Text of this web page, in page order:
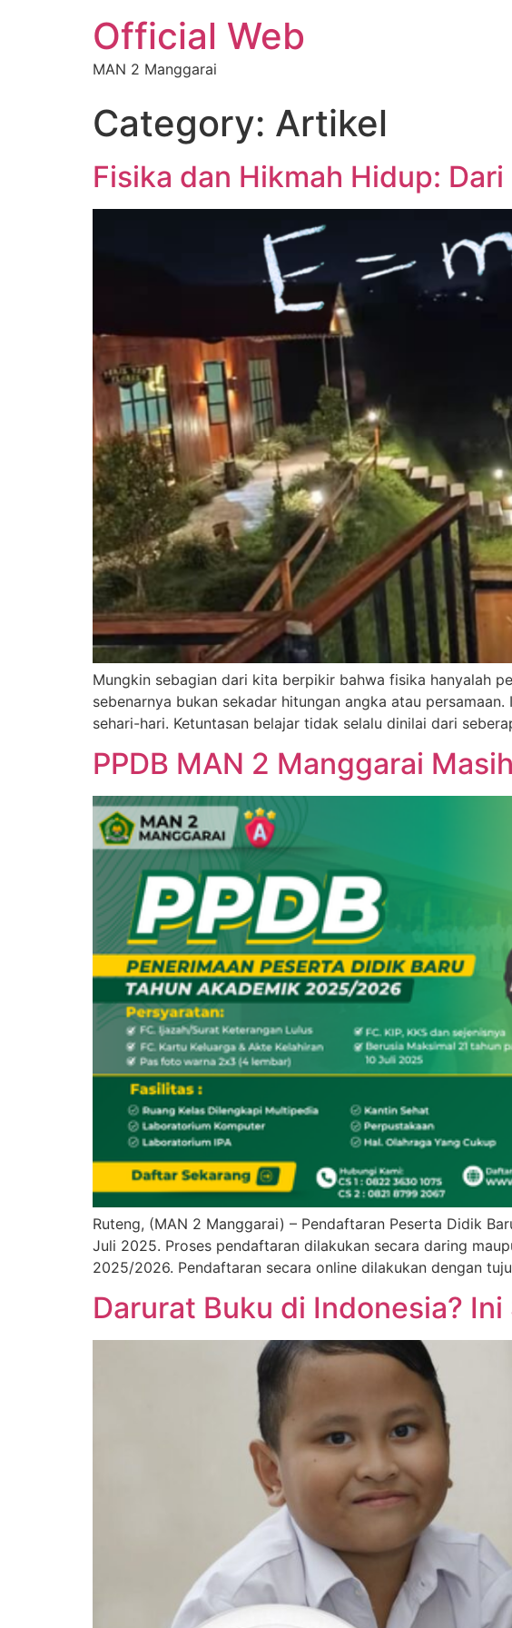
Official Web
MAN 2 Manggarai
Category: Artikel
Fisika dan Hikmah Hidup:
Mungkin sebagian dari kita berpikir bahwa fisika hanyalah
sebenarnya bukan sekadar hitungan angka atau
sehari-hari. Ketuntasan belajar tidak selalu dinilai dari
PPDB MAN 2 Manggarai
Ruteng, (MAN 2 Manggarai) – Pendaftaran Peserta Didik
Juli 2025. Proses pendaftaran dilakukan secara daring
2025/2026. Pendaftaran secara online dilakukan dengan
Darurat Buku di Indonesia? Ini